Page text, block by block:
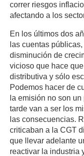
correr riesgos
afectando a los
En los últimos dos
las cuentas
disminución de
vicioso que hace
distributiva y sólo
Podemos hacer de
la emisión no son
tarde van a ser los
las consecuencias.
criticaban a la CGT
que llevar adelante
reactivar la industria